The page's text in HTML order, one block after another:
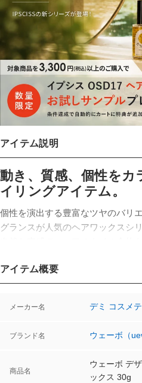
アイテム説明
動き、質感、個性をカ
イリングアイテム。
個性を演出する豊富なツヤのバリ
グランスが人気のヘアワックスシリ
ほどよいセット力で、やわらかな
シャイニーパール成分配合でパサ
卵殻膜（保湿成分）配合。
に。
アイテム概要
メーカー名 デミ コスメ
ブランド名 ウェーボ（
商品名
ウェーボ デ
ックス 30g